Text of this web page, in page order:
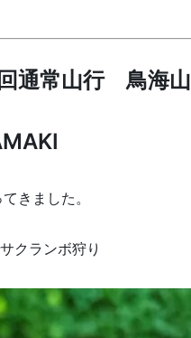
常山行 鳥海山
きました。
クランボ狩り